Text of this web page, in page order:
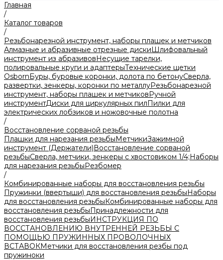
Главная
/
Каталог товаров
/
Резьбонарезной инструмент, наборы плашек и метчиков
Алмазные и абразивные отрезные дискиШлифовальный
инструмент из абразивовНесущие тарелки,
полировальные круги и адаптерыТехнические щетки
OsbornБуры, буровые коронки, долота по бетонуСверла,
развертки, зенкеры, коронки по металлуРезьбонарезной
инструмент, наборы плашек и метчиковРучной
инструментДиски для циркулярных пилПилки для
электрических лобзиков и ножовочные полотна
/
Восстановление сорваной резьбы
Плашки для нарезания резьбыМетчикиЗажимной
инструмент (Держатели)Восстановление сорваной
резьбыСверла, метчики, зенкеры с хвостовиком 1/4;Наборы
для нарезания резьбыРезбомер
/
Комбинированные наборы для восстановления резьбы
Пружинки (ввертыши) для восстановления резьбыНаборы
для восстановления резьбыКомбинированные наборы для
восстановления резьбыПринадлежности для
восстановления резьбыИНСТРУКЦИЯ ПО
ВОССТАНОВЛЕНИЮ ВНУТРЕННЕЙ РЕЗЬБЫ С
ПОМОЩЬЮ ПРУЖИННЫХ ПРОВОЛОЧНЫХ
ВСТАВОКМетчики для восстановления резбы под
пружиноки